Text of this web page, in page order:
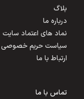
بلاگ
درباره ما
نماد های اعتماد سایت
سیاست حریم خصوصی
ارتباط با ما
تماس با ما